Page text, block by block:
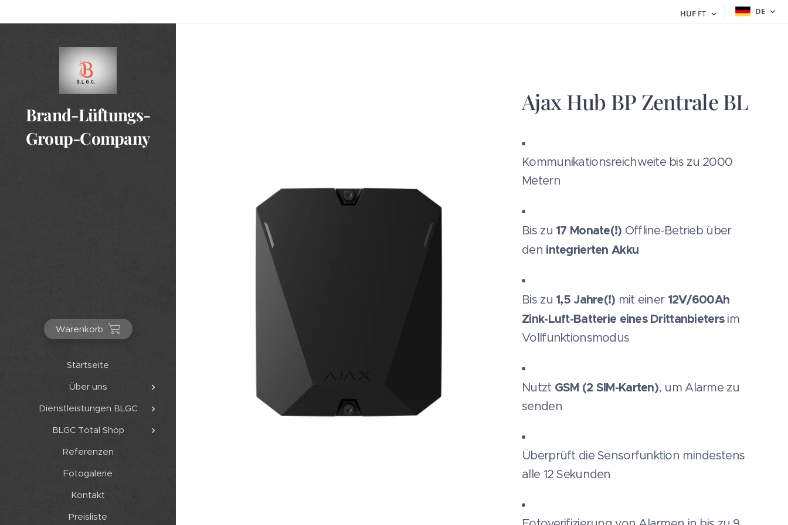
HUF FT DE
Brand-Lüftungs-
Group-Company
Warenkorb
Startseite
Über uns
Dienstleistungen BLGC
BLGC Total Shop
Referenzen
Fotogalerie
Kontakt
Preisliste
Ajax Hub BP Zentrale BL
Kommunikationsreichweite bis zu 2000
Metern
Bis zu17 Monate(!) Offline-Betrieb über
den integrierten Akku
Bis zu1,5 Jahre(!) mit einer 12V/600Ah
Zink-Luft-Batterie eines Drittanbietersim
Vollfunktionsmodus
Nutzt GSM (2 SIM-Karten), um Alarme zu
senden
Überprüft die Sensorfunktion mindestens
alle 12 Sekunden